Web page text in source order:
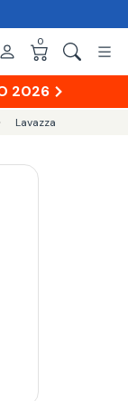
0
2026
Lavazza